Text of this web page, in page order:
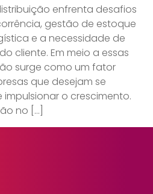
enfrenta desafios
gestão de estoque
e a necessidade de
cliente. Em meio a essas
surge como um fator
que desejam se
o crescimento.
no […]